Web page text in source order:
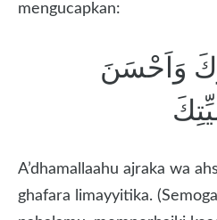
mengucapkan:
وَاَحْسَنَ
A’dhamallaahu ajraka wa
ghafara limayyitika.